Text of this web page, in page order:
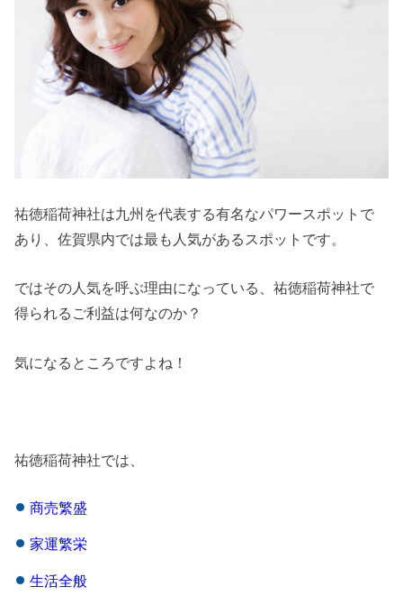
祐徳稲荷神社は九州を代表する有名なパワースポットで
あり、佐賀県内では最も人気があるスポットです。
ではその人気を呼ぶ理由になっている、祐徳稲荷神社で
得られるご利益は何なのか？
気になるところですよね！
祐徳稲荷神社では、
商売繁盛
家運繁栄
生活全般